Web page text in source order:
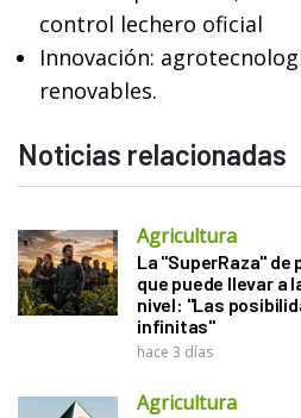
control lechero oficial
Innovación:
renovables.
Noticias relacionadas
Agricultura
La "SuperRaza"
que puede llevar a
nivel: "Las
infinitas"
hace 3 días
Agricultura